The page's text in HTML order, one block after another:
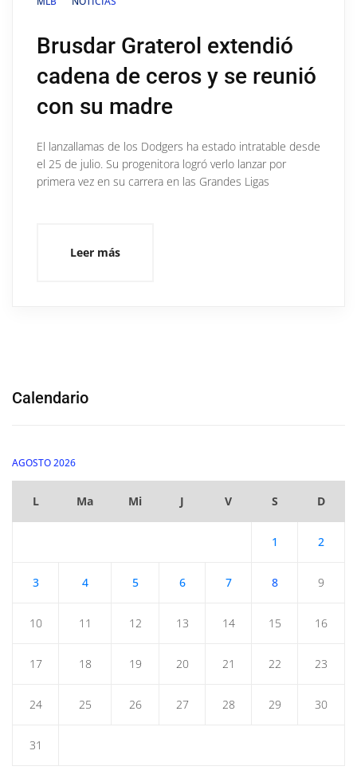
Brusdar Graterol extendió
cadena de ceros y se reunió
con su madre
El lanzallamas de los Dodgers ha estado intratable desde
el 25 de julio. Su progenitora logró verlo lanzar por
primera vez en su carrera en las Grandes Ligas
Leer más
Calendario
AGOSTO 2026
L Ma Mi J V S D
1 2
3 4 5 6 7 8 9
10 11 12 13 14 15 16
17 18 19 20 21 22 23
24 25 26 27 28 29 30
31